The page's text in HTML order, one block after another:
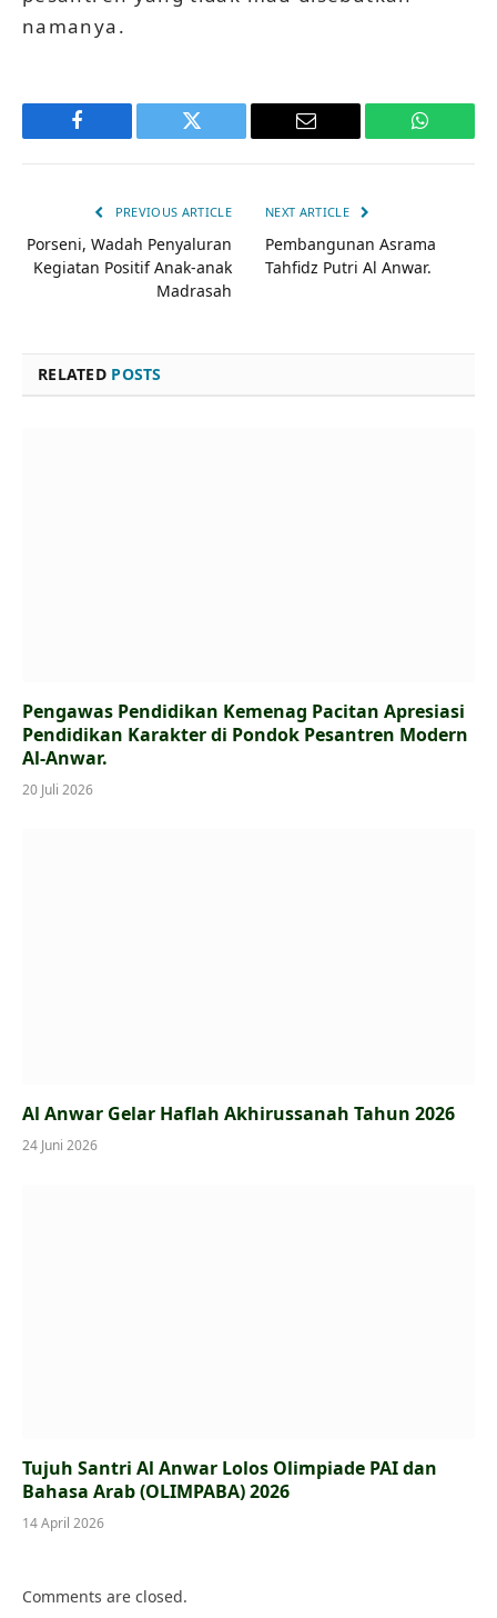
namanya.
Facebook Twitter Email
PREVIOUS ARTICLE
Porseni, Wadah Penyaluran
Kegiatan Positif Anak-anak
Madrasah
NEXT ARTICLE
Pembangunan Asrama
Tahfidz Putri Al Anwar.
RELATED POSTS
Pengawas Pendidikan Kemenag Pacitan Apresiasi
Pendidikan Karakter di Pondok Pesantren Modern
Al-Anwar.
20 Juli 2026
Al Anwar Gelar Haflah Akhirussanah Tahun 2026
24 Juni 2026
Tujuh Santri Al Anwar Lolos Olimpiade PAI dan
Bahasa Arab (OLIMPABA) 2026
14 April 2026
Comments are closed.